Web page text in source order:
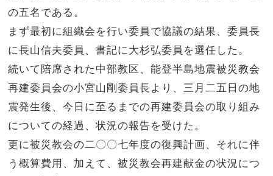
の五名である。
まず最初に組織会を行い委員で協議の結果、委員長
に長山信夫委員、書記に大杉弘委員を選任した。
続いて陪席された中部教区、能登半島地震被災教会
再建委員会の小宮山剛委員長より、三月二五日の地
震発生後、今日に至るまでの再建委員会の取り組み
についての経過、状況の報告を受けた。
更に被災教会の二〇〇七年度の復興計画、それに伴
う概算費用、加えて、被災教会再建献金の状況につ